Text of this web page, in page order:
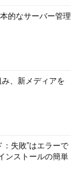
的なサーバー管理
、新メディアを
失敗”はエラーで
ンストールの簡単